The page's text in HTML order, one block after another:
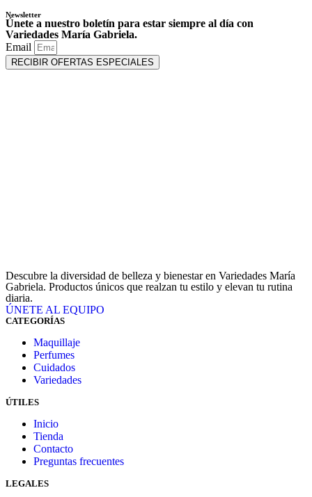
Newsletter
Únete a nuestro boletín para estar siempre al día con
Variedades María Gabriela.
Email
RECIBIR OFERTAS ESPECIALES
Descubre la diversidad de belleza y bienestar en Variedades María
Gabriela. Productos únicos que realzan tu estilo y elevan tu rutina
diaria.
ÚNETE AL EQUIPO
CATEGORÍAS
Maquillaje
Perfumes
Cuidados
Variedades
ÚTILES
Inicio
Tienda
Contacto
Preguntas frecuentes
LEGALES